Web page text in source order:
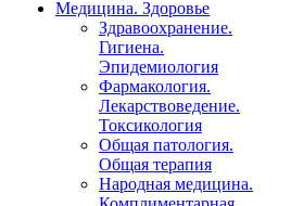
Медицина. Здоровье
Здравоохранение.
Гигиена.
Эпидемиология
Фармакология.
Лекарствоведение.
Токсикология
Общая патология.
Общая терапия
Народная медицина.